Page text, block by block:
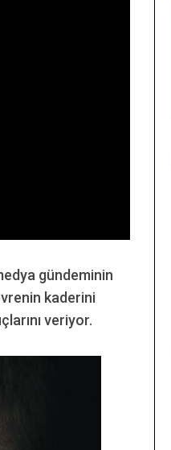
gündeminin
kaderini
veriyor.